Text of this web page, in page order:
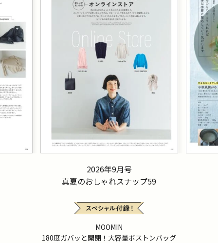
2026年9月号
真夏のおしゃれスナップ59
MOOMIN
180度ガバッと開閉！大容量ボストンバッグ